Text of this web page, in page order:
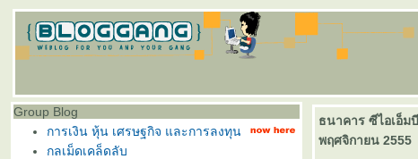
Group Blog
การเงิน หุ้น เศรษฐกิจ และการลงทุน
กลเม็ดเคล็ดลับ
ธนาคาร ซีไอเอ็ม
พฤศจิกายน 2555